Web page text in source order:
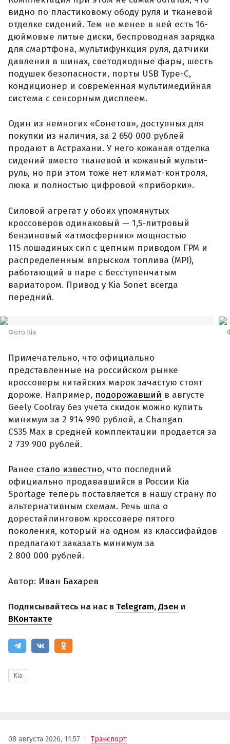
видно по пластиковому ободу руля и тканевой
отделке сидений. Тем не менее в ней есть 16-
дюймовые литые диски, беспроводная зарядка
для смартфона, мультифункция руля, датчики
давления в шинах, светодиодные фары, шесть
подушек безопасности, порты USB Type-C,
кондиционер и современная мультимедийная
система с сенсорным дисплеем.
Один из немногих «Сонетов», доступных для
покупки из наличия, за 2 650 000 рублей
продают в Астрахани. У него кожаная отделка
сидений вместо тканевой и кожаный мульти-
руль, но при этом тоже нет климат-контроля,
люка и полностью цифровой «приборки».
Силовой агрегат у обоих упомянутых
кроссоверов одинаковый — 1,5-литровый
бензиновый «атмосферник» мощностью
115 лошадиных сил с цепным приводом ГРМ и
распределенным впрыском топлива (MPI),
работающий в паре с бесступенчатым
вариатором. Привод у Kia Sonet всегда
передний.
Фото Kia
Примечательно, что официально
представленные на российском рынке
кроссоверы китайских марок зачастую стоят
дороже. Например, подорожавший в августе
Geely Coolray без учета скидок можно купить
минимум за 2 914 990 рублей, а Changan
CS35 Max в средней комплектации продается за
2 739 900 рублей.
Ранее стало известно, что последний
официально продававшийся в России Kia
Sportage теперь поставляется в нашу страну по
альтернативным схемам. Речь шла о
дорестайлинговом кроссовере пятого
поколения, который на одном из классифайдов
предлагают заказать минимум за
2 800 000 рублей.
Автор: Иван Бахарев
Подписывайтесь на нас в Telegram,Дзен и
ВКонтакте
Kia
08 августа 2026, 11:57 Транспорт